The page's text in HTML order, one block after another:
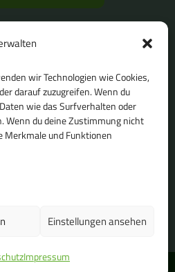
wir Technologien wie Cookies,
darauf zuzugreifen. Wenn du
wie das Surfverhalten oder
Wenn du deine Zustimmung nicht
und Funktionen
Einstellungen ansehen
Impressum
hier: